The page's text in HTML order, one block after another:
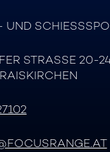
STRASSE 20-24